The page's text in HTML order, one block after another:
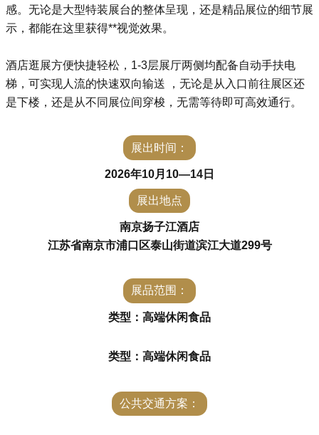
广东贝氏食品科技有限公司
安徽味美欣食品有限公司
福建省长农食品科技有限公司
江苏香之派食品有限公司
湖南大麦食品有限公司
天津市信宇食品有限公司
赛品咖啡（天津）有限公司
广东煌记食品有限公司
云南四只猫实业有限公司
上海沪小七食品科技有限公司
山东嘉德利食品有限公司
河北好邻居食品有限公司
界首市刘素玲食品有限公司
福建纳滋宝食品有限公司
北海益康工贸有限公司
苗蔬蔬（光头李记食品）
感。无论是大型特装展台的整体呈现，还是精品展位的细节展
示，都能在这里获得**视觉效果。
酒店逛展方便快捷轻松，1-3层展厅两侧均配备自动手扶电
梯，可实现人流的快速双向输送 ，无论是从入口前往展区还
是下楼，还是从不同展位间穿梭，无需等待即可高效通行。
展出时间：
2026年10月10—14日
展出地点
南京扬子江酒店
江苏省南京市浦口区泰山街道滨江大道299号
展品范围：
类型：高端休闲食品
类型：高端休闲食品
公共交通方案：